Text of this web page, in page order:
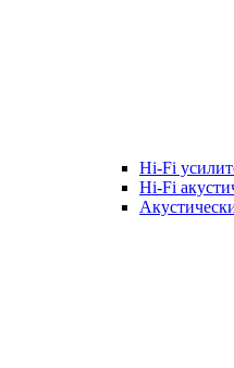
Hi-Fi
Hi-Fi